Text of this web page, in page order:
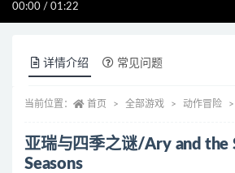
00:00 / 01:22
详情介绍 常见问题
当前位置： 首页 全部游戏 动作冒险
亚瑞与四季之谜/Ary and the
Seasons